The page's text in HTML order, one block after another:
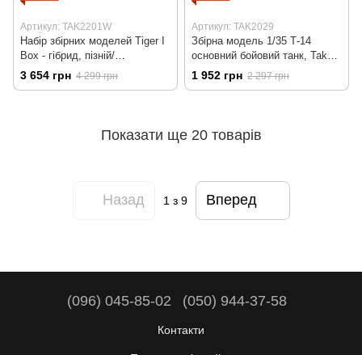
Артикул: TAK2201W
Набір збірних моделей Tiger I
Box - гібрид, пізній/
командирський Віттмана, з
фігурою Віттмана 1/16, Takom
3 654 грн 4 299 грн
Артикул: TAK2029
Збірна модель 1/35 Т-14
основний бойовий танк, Takom
2029
1 952 грн 2 297 грн
Показати ще 20 товарів
Назад 1 з 9 Вперед
(096) 045-85-02 (050) 944-37-58
Контакти